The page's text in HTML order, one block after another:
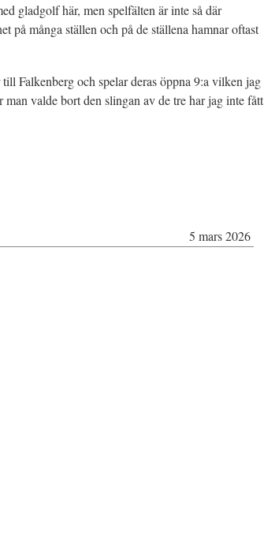
gladgolf här, men spelfälten är inte så där
på många ställen och på de ställena hamnar oftast
Falkenberg och spelar deras öppna 9:a vilken jag
valde bort den slingan av de tre har jag inte fått
5 mars 2026